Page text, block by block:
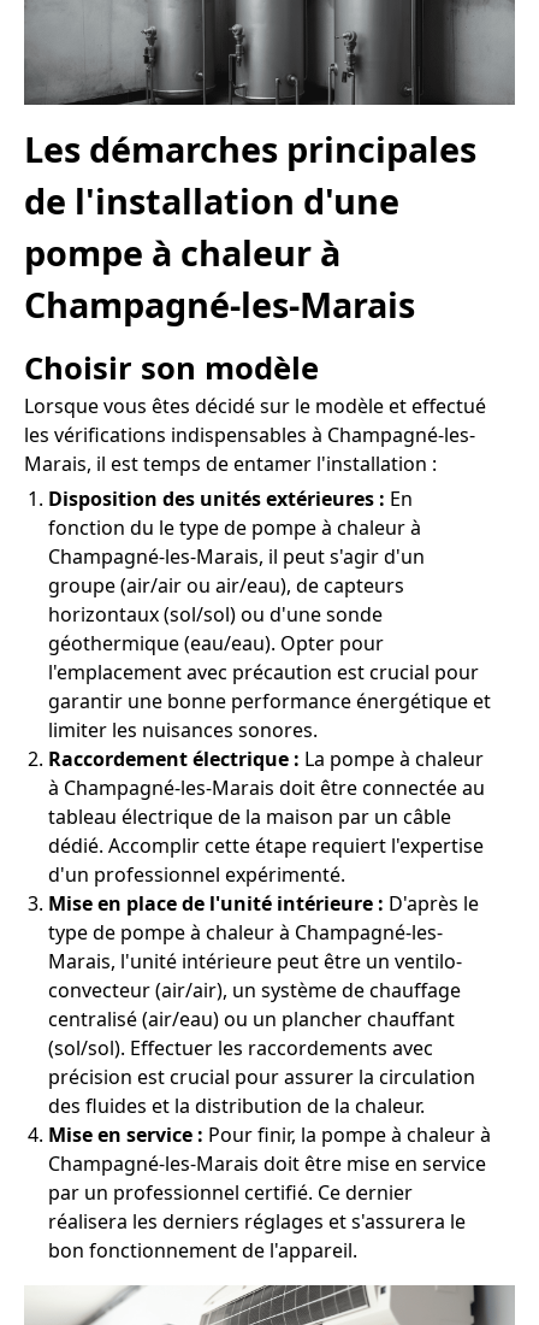
Les démarches principales
de l'installation d'une
pompe à chaleur à
Champagné-les-Marais
Choisir son modèle
Lorsque vous êtes décidé sur le modèle et effectué
les vérifications indispensables à Champagné-les-
Marais, il est temps de entamer l'installation :
Disposition des unités extérieures : En
fonction du le type de pompe à chaleur à
Champagné-les-Marais, il peut s'agir d'un
groupe (air/air ou air/eau), de capteurs
horizontaux (sol/sol) ou d'une sonde
géothermique (eau/eau). Opter pour
l'emplacement avec précaution est crucial pour
garantir une bonne performance énergétique et
limiter les nuisances sonores.
Raccordement électrique : La pompe à chaleur
à Champagné-les-Marais doit être connectée au
tableau électrique de la maison par un câble
dédié. Accomplir cette étape requiert l'expertise
d'un professionnel expérimenté.
Mise en place de l'unité intérieure : D'après le
type de pompe à chaleur à Champagné-les-
Marais, l'unité intérieure peut être un ventilo-
convecteur (air/air), un système de chauffage
centralisé (air/eau) ou un plancher chauffant
(sol/sol). Effectuer les raccordements avec
précision est crucial pour assurer la circulation
des fluides et la distribution de la chaleur.
Mise en service : Pour finir, la pompe à chaleur à
Champagné-les-Marais doit être mise en service
par un professionnel certifié. Ce dernier
réalisera les derniers réglages et s'assurera le
bon fonctionnement de l'appareil.